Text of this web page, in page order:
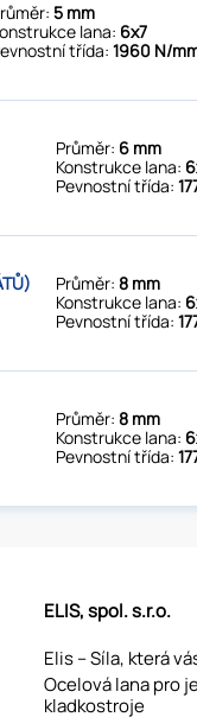
5 mm
lana: 6x7
třída: 1960 N/
Průměr: 6 mm
Konstrukce lana:
Pevnostní třída:
Průměr: 8 mm
Konstrukce lana:
Pevnostní třída:
Průměr: 8 mm
Konstrukce lana:
Pevnostní třída:
ELIS, spol. s.r.o.
Elis – Síla, která
Ocelová lana pro
kladkostroje